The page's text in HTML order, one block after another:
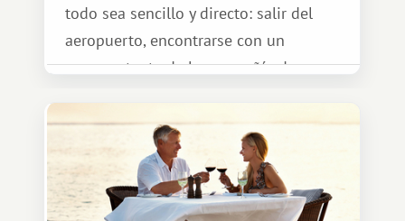
todo sea sencillo y directo: salir del
aeropuerto, encontrarse con un
representante de la compañía de
tranquilamente hasta el complejo
turístico.